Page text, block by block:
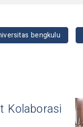
bengkulu
Kolaborasi